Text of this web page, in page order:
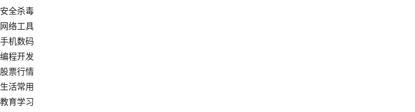
安全杀毒
网络工具
手机数码
编程开发
股票行情
生活常用
教育学习